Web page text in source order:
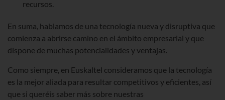
recursos.
En suma, hablamos de una tecnología nueva y disruptiva que
comienza a abrirse camino en el ámbito empresarial y que
dispone de muchas potencialidades y ventajas.
Como siempre, en Euskaltel consideramos que la tecnología
es la mejor aliada para resultar competitivos y eficientes, así
que si queréis saber más sobre nuestras